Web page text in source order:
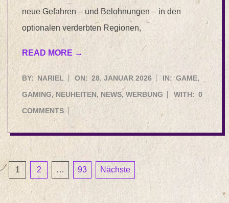
neue Gefahren – und Belohnungen – in den
optionalen verderbten Regionen,
READ MORE →
2026-
01-
28
BY: NARIEL ON: 28. JANUAR 2026 IN: GAME,
GAMING, NEUHEITEN , NEWS,WERBUNG WITH: 0
COMMENTS
Seitennummerierung
der
1 2 … 93 Nächste